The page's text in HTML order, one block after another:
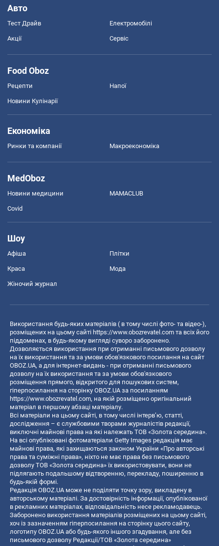
Авто
Тест Драйв Електромобілі
Акції Сервіс
Food Oboz
Рецепти Напої
Новини Кулінарії
Економіка
Ринки та компанії Макроекономіка
MedOboz
Новини медицини MAMACLUB
Covid
Шоу
Афіша Плітки
Краса Мода
Жіночий журнал
Використання будь-яких матеріалів ( в тому числі фото- та відео-),
розміщених на цьому сайті https://www.obozrevatel.com та всіх його
піддоменах, в будь-якому вигляді суворо заборонено.
Дозволяється використання при отриманні письмового дозволу
на їх використання та за умови обов'язкового посилання на сайт
OBOZ.UA, а для інтернет-видань - при отриманні письмового
дозволу на їх використання та за умови обов'язкового
розміщення прямого, відкритого для пошукових систем,
гіперпосилання на сторінку OBOZ.UA за посиланням
https://www.obozrevatel.com, на якій розміщено оригінальний
матеріал в першому абзаці матеріалу.
Всі матеріали на цьому сайті, в тому числі інтерв’ю, статті,
дослідження – є службовими творами журналістів редакції,
виключні майнові права на які належать ТОВ «Золота середина».
На всі опубліковані фотоматеріали Getty Images редакція має
майнові права, які захищаються законом України «Про авторські
права та суміжні права», ніхто не має права без письмового
дозволу ТОВ «Золота середина» їх використовувати, вони не
підлягають подальшому відтворенню, перекладу, поширенню в
будь-якій формі.
Редакція OBOZ.UA може не поділяти точку зору, викладену в
авторському матеріалі. За достовірність інформації, опублікованої
в рекламних матеріалах, відповідальність несе рекламодавець.
Заборонено використання матеріалів розміщених на цьому сайті,
хоч із зазначенням гіперпосилання на сторінку цього сайту,
логотипу OBOZ.UA або будь-якого іншого згадування, але без
письмового дозволу Редакції/ТОВ «Золота середина»